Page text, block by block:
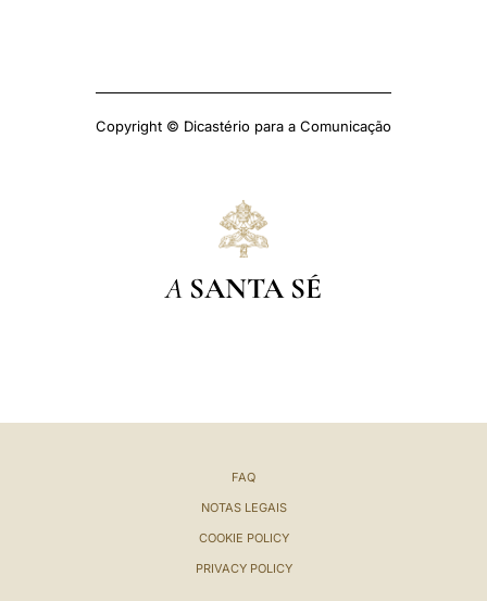
Copyright © Dicastério para a Comunicação
A SANTA SÉ
FAQ
NOTAS LEGAIS
COOKIE POLICY
PRIVACY POLICY